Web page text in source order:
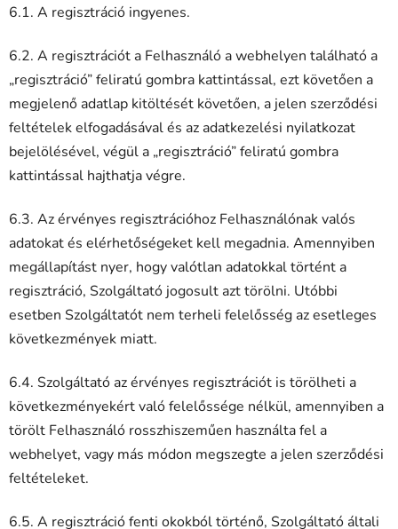
6.1. A regisztráció ingyenes.
6.2. A regisztrációt a Felhasználó a webhelyen található a
„regisztráció” feliratú gombra kattintással, ezt követően a
megjelenő adatlap kitöltését követően, a jelen szerződési
feltételek elfogadásával és az adatkezelési nyilatkozat
bejelölésével, végül a „regisztráció” feliratú gombra
kattintással hajthatja végre.
6.3. Az érvényes regisztrációhoz Felhasználónak valós
adatokat és elérhetőségeket kell megadnia. Amennyiben
megállapítást nyer, hogy valótlan adatokkal történt a
regisztráció, Szolgáltató jogosult azt törölni. Utóbbi
esetben Szolgáltatót nem terheli felelősség az esetleges
következmények miatt.
6.4. Szolgáltató az érvényes regisztrációt is törölheti a
következményekért való felelőssége nélkül, amennyiben a
törölt Felhasználó rosszhiszeműen használta fel a
webhelyet, vagy más módon megszegte a jelen szerződési
feltételeket.
6.5. A regisztráció fenti okokból történő, Szolgáltató általi